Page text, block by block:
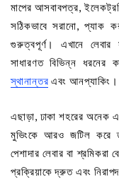
মাপের আসবাবপত্র,
সঠিকভাবে সরানো, প্যাক
গুরুত্বপূর্ণ। এখানে লেবার
সাধারণত বিভিন্ন ধরনের
স্থানান্তর এবং আনপ্যাকিং।
এছাড়া, ঢাকা শহরের অনেক
মুভিংকে আরও জটিল করে
পেশাদার লেবার বা শ্রমিকরা
প্রক্রিয়াকে দ্রুত এবং